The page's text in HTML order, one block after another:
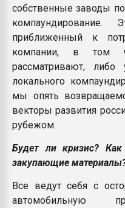
собственные заводы
приближенный к
компании, в том
рассматривают, либо
локального
мы опять
векторы развития
рубежом.
Будет ли кризис?
закупающие
Все ведут себя с
автомобильную